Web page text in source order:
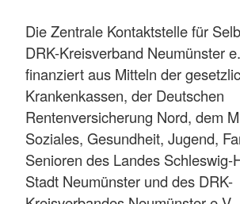
Die Zentrale Kontaktstelle für
DRK-Kreisverband Neumünster
finanziert aus Mitteln der
Krankenkassen, der Deutschen
Rentenversicherung Nord, dem
Soziales, Gesundheit, Jugend,
Senioren des Landes Schleswig-
Stadt Neumünster und des DRK-